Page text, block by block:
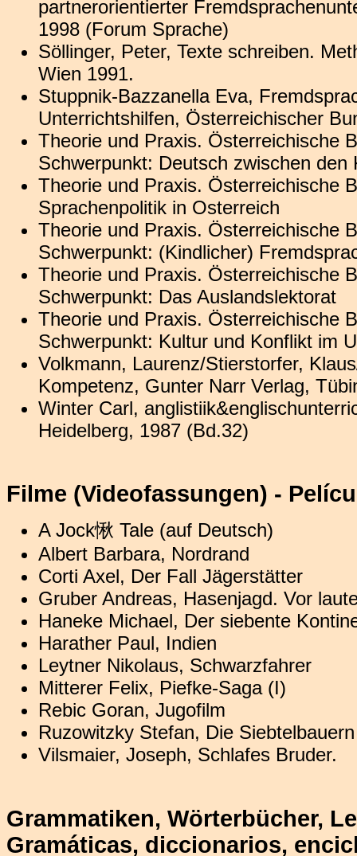
partnerorientierter
1998 (Forum Sprache)
Söllinger, Peter, Texte schreiben.
Wien 1991.
Stuppnik-Bazzanella Eva,
Unterrichtshilfen, Österreichischer
Theorie und Praxis. Österreichische
Schwerpunkt: Deutsch zwischen den
Theorie und Praxis. Österreichische
Sprachenpolitik in Osterreich
Theorie und Praxis. Österreichische
Schwerpunkt: (Kindlicher)
Theorie und Praxis. Österreichische
Schwerpunkt: Das Auslandslektorat
Theorie und Praxis. Österreichische
Schwerpunkt: Kultur und Konflikt im
Volkmann, Laurenz/Stierstorfer,
Kompetenz, Gunter Narr Verlag,
Winter Carl,
Heidelberg, 1987 (Bd.32)
Filme (Videofassungen) -
A Jock愀 Tale (auf Deutsch)
Albert Barbara, Nordrand
Corti Axel, Der Fall Jägerstätter
Gruber Andreas, Hasenjagd. Vor
Haneke Michael, Der siebente
Harather Paul, Indien
Leytner Nikolaus, Schwarzfahrer
Mitterer Felix, Piefke-Saga (I)
Rebic Goran, Jugofilm
Ruzowitzky Stefan, Die Siebtelbauern
Vilsmaier, Joseph, Schlafes Bruder.
Grammatiken, Wörterbücher,
Gramáticas, diccionarios,